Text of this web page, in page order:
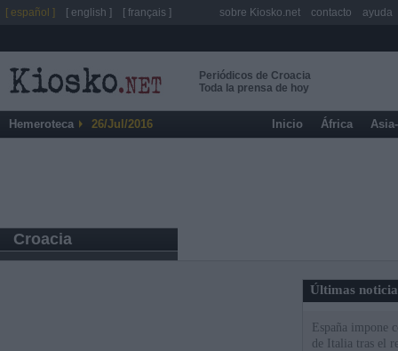
Periódicos de Croacia
Toda la prensa de hoy
Hemeroteca 26/Jul/2016 Inicio África
Croacia
Últimas
España impone
de Italia tras el
[ español ] [ english ] [ français ] sobre Kiosko.net contacto ayuda